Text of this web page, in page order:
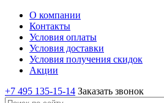
О компании
Контакты
Условия оплаты
Условия доставки
Условия получения скидок
Акции
+7 495 135-15-14 Заказать звонок